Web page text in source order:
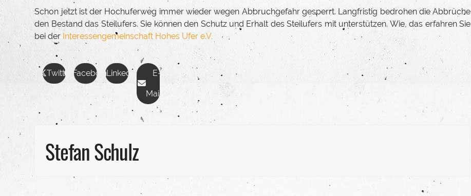
Schon jetzt ist der Hochuferweg immer wieder wegen Abbruchgefahr gesperrt. Langfristig bedrohen die Abbrüche
den Bestand das Steilufers. Sie können den Schutz und Erhalt des Steilufers mit unterstützen. Wie, das erfahren Sie
bei der Interessengemeinschaft Hohes Ufer e.V.
Twitter FacebookLinkedIn E-
Mail
Stefan Schulz